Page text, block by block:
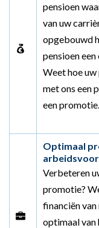
pensioen
van uw
opgebouwd
pensioen
Weet hoe uw
met ons een
een promotie.
Optimaal
Verbeteren
promotie?
financiën
optimaal van